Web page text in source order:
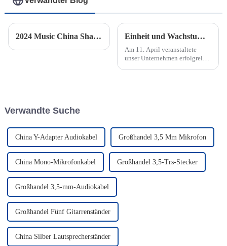
2024 Music China Shanghai Einheit und Wachstum: Unser Unternehmen veranstaltet erfolgreich sein jährliches Teambuilding-Event
Am 11. April veranstaltete
unser Unternehmen erfolgreich
Verwandte Suche
China Y-Adapter Audiokabel Großhandel 3,5 Mm Mikrofon
China Mono-Mikrofonkabel Großhandel 3,5-Trs-Stecker
Großhandel 3,5-mm-Audiokabel
Großhandel Fünf Gitarrenständer
China Silber Lautsprecherständer